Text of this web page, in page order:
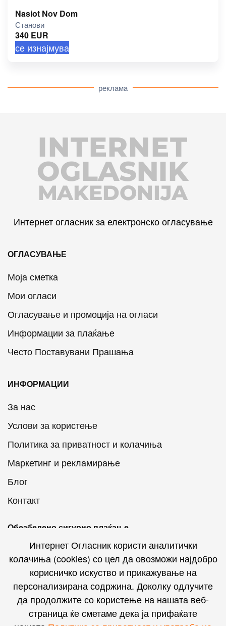
Nasiot Nov Dom
Станови
340 EUR
се изнајмува
реклама
INTERNET
MAKEDONIJA
OGLASNIK
Интернет огласник за електронско огласување
ОГЛАСУВАЊЕ
Моја сметка
Мои огласи
Огласување и промоција на огласи
Информации за плаќање
Често Поставувани Прашања
ИНФОРМАЦИИ
За нас
Услови за користење
Политика за приватност и колачиња
Маркетинг и рекламирање
Блог
Контакт
Обезбедено сигурно плаќање
Интернет Огласник на социјалните мрежи
Интернет Огласник користи аналитички
колачиња (cookies) со цел да овозможи најдобро
корисничко искуство и прикажување на
персонализирана содржина. Доколку одлучите
да продолжите со користење на нашата веб-
страница ќе сметаме дека ја прифаќате